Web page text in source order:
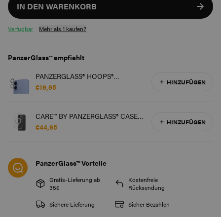
IN DEN WARENKORB
Verfügbar Mehr als 1 kaufen?
PanzerGlass™ empfiehlt
PANZERGLASS® HOOPS®
KAMERASCHUTZ TRANSPARENT
€19,95 HINZUFÜGEN
CARE™ BY PANZERGLASS® CASE
TRANSPARENT M. SILBER
€44,95 HINZUFÜGEN
PanzerGlass™ Vorteile
Gratis-Lieferung ab
35€
Kostenfreie
Rücksendung
Sichere Lieferung
Sicher Bezahlen